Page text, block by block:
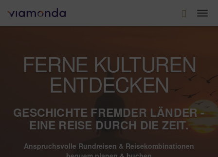
FERNE KULTUREN
ENTDECKEN
GESCHICHTE FREMDER LÄNDER -
EINE REISE DURCH DIE ZEIT.
Anspruchsvolle Rundreisen & Reisekombinationen